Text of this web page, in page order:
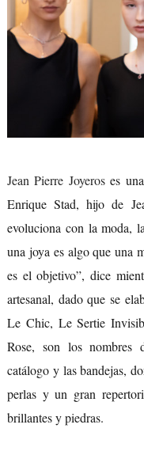
Jean Pierre Joyeroses
Enrique Stad, hijo de
evoluciona con la moda,
una joya es algo que una
es el objetivo”, dice
artesanal, dado que se
Le Chic, Le Sertie
Rose, son los nombres
catálogo y las bandejas,
perlas y un gran
brillantes y piedras.